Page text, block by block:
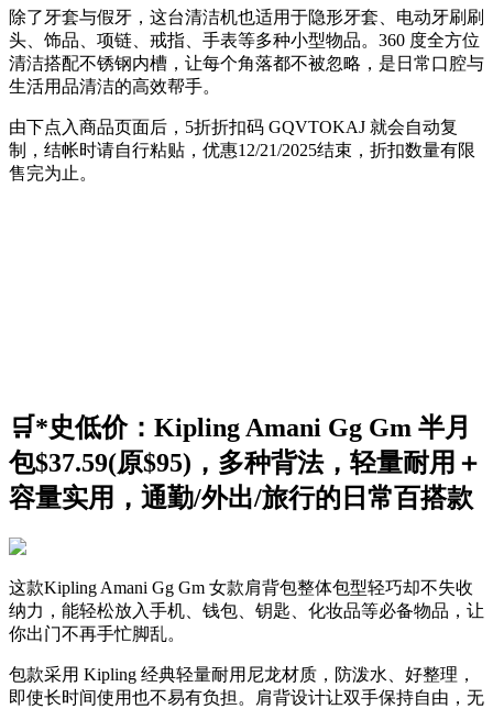
除了牙套与假牙，这台清洁机也适用于隐形牙套、电动牙刷刷
头、饰品、项链、戒指、手表等多种小型物品。360 度全方位
清洁搭配不锈钢内槽，让每个角落都不被忽略，是日常口腔与
生活用品清洁的高效帮手。
由下点入商品页面后，5折折扣码 GQVTOKAJ 就会自动复
制，结帐时请自行粘贴，优惠12/21/2025结束，折扣数量有限
售完为止。
🛒*史低价：Kipling Amani Gg Gm 半月
包$37.59(原$95)，多种背法，轻量耐用＋
容量实用，通勤/外出/旅行的日常百搭款
这款Kipling Amani Gg Gm 女款肩背包整体包型轻巧却不失收
纳力，能轻松放入手机、钱包、钥匙、化妆品等必备物品，让
你出门不再手忙脚乱。
包款采用 Kipling 经典轻量耐用尼龙材质，防泼水、好整理，
即使长时间使用也不易有负担。肩背设计让双手保持自由，无